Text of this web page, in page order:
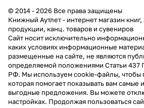
© 2014 - 2026 Все права защищены
Книжный Аутлет - интернет магазин
продукции, канц. товаров и сувениров
Cайт носит исключительно
каких условиях информационные
размещенные на сайте, не являются
определяемой положениями Статьи 437
РФ. Мы используем cookie-файлы, чтобы
которая помогает показывать вам самые
выгодные предложения. Вы можете
настройках. Продолжая пользоваться